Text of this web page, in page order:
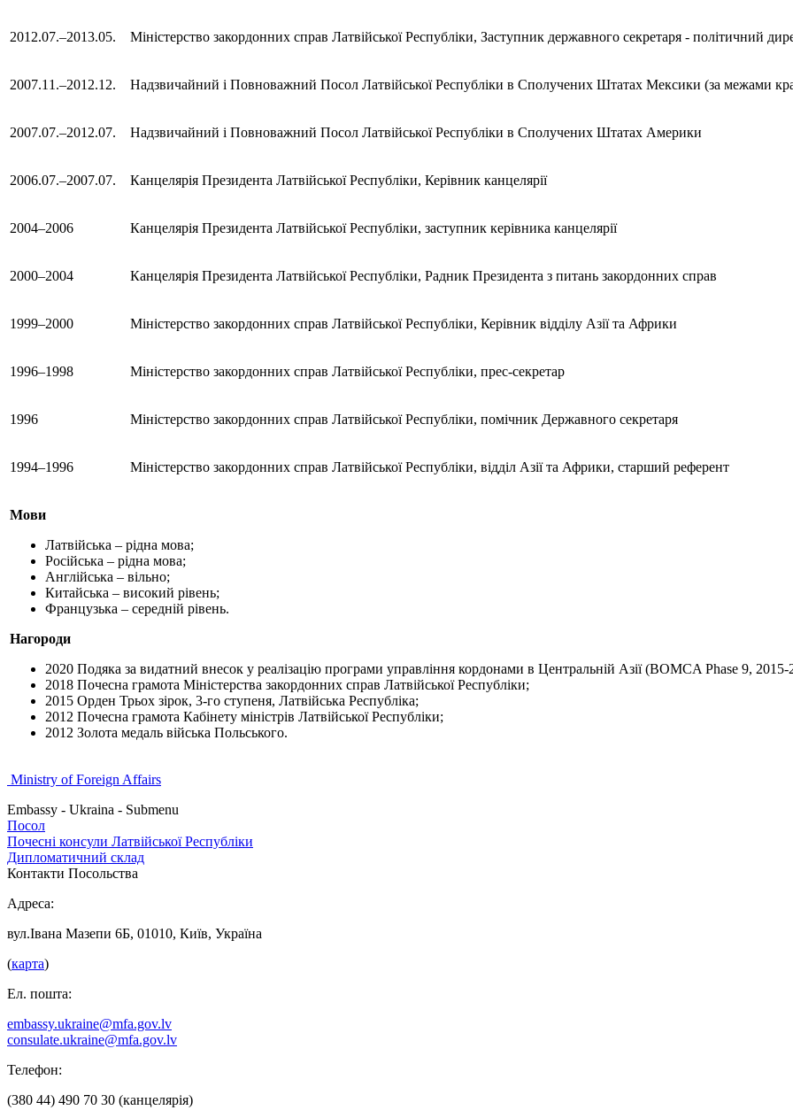
2012.07.–2013.05. Міністерство закордонних справ Латвійської Республіки, Заступник державного секретаря - політичний
2007.11.–2012.12. Надзвичайний і Повноважний Посол Латвійської Республіки в Сполучених Штатах Мексики (за межами
2007.07.–2012.07. Надзвичайний і Повноважний Посол Латвійської Республіки в Сполучених Штатах Америки
2006.07.–2007.07. Канцелярія Президента Латвійської Республіки, Керівник канцелярії
2004–2006 Канцелярія Президента Латвійської Республіки, заступник керівника канцелярії
2000–2004 Канцелярія Президента Латвійської Республіки, Радник Президента з питань закордонних справ
1999–2000 Міністерство закордонних справ Латвійської Республіки, Керівник відділу Азії та Африки
1996–1998 Міністерство закордонних справ Латвійської Республіки, прес-секретар
1996 Міністерство закордонних справ Латвійської Республіки, помічник Державного секретаря
1994–1996 Міністерство закордонних справ Латвійської Республіки, відділ Азії та Африки, старший референт
Мови
Латвійська – рідна мова;
Російська – рідна мова;
Англійська – вільно;
Китайська – високий рівень;
Французька – середній рівень.
Нагороди
2020 Подяка за видатний внесок у реалізацію програми управління кордонами в Центральній Азії (BOMCA Phase 9, 2015-
2018 Почесна грамота Міністерства закордонних справ Латвійської Республіки;
2015 Орден Трьох зірок, 3-го ступеня, Латвійська Республіка;
2012 Почесна грамота Кабінету міністрів Латвійської Республіки;
2012 Золота медаль війська Польського.
Ministry of Foreign Affairs
Embassy - Ukraina - Submenu
Посол
Почесні консули Латвійської Республіки
Дипломатичний склад
Контакти Посольства
Адреса:
вул.Івана Мазепи 6Б, 01010, Київ, Україна
(карта)
Ел. пошта:
embassy.ukraine@mfa.gov.lv
consulate.ukraine@mfa.gov.lv
Телефон:
(380 44) 490 70 30 (канцелярія)